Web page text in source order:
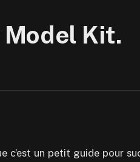
Model Kit.
c’est un petit guide pour